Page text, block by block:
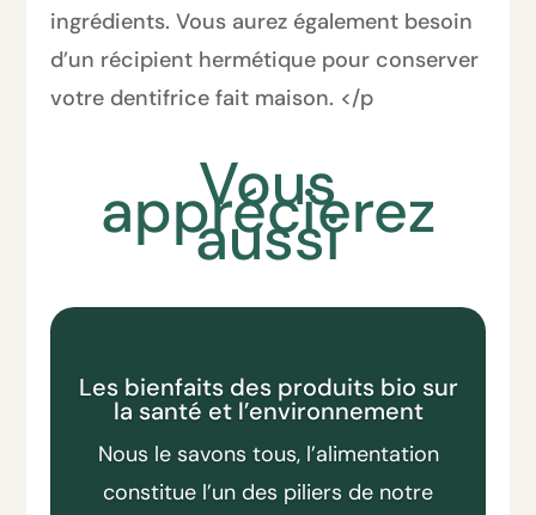
ingrédients. Vous aurez également besoin
d’un récipient hermétique pour conserver
votre dentifrice fait maison. </p
Vous
apprécierez
aussi
Les bienfaits des produits bio sur
la santé et l’environnement
Nous le savons tous, l’alimentation
constitue l’un des piliers de notre